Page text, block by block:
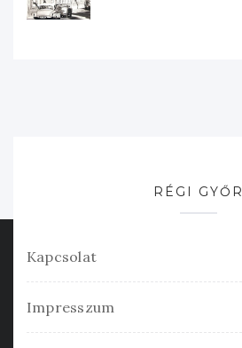
RÉGI GYŐR
Kapcsolat
Impresszum